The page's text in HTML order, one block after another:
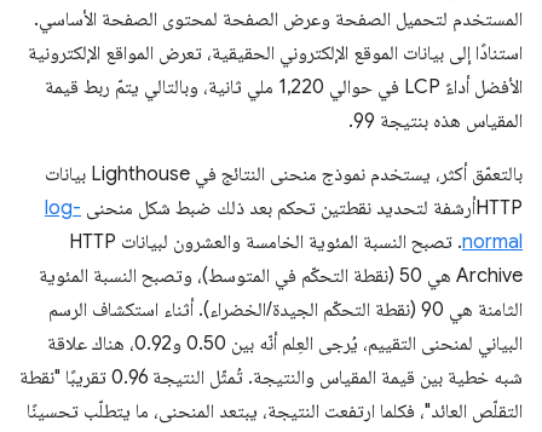
المستخدم لتحميل الصفحة وعرض الصفحة لمحتوى الصفحة الأساسي.
استنادًا إلى بيانات الموقع الإلكتروني الحقيقية، تعرض المواقع الإلكترونية
الأفضل أداءً LCP في حوالي 1,220 ملي ثانية، وبالتالي يتمّ ربط قيمة
المقياس هذه بنتيجة 99.
بالتعمّق أكثر، يستخدم نموذج منحنى النتائج في Lighthouse بيانات
HTTPأرشفة لتحديد نقطتين تحكم بعد ذلك ضبط شكل منحنى
log-
normal
. تصبح النسبة المئوية الخامسة والعشرون لبيانات HTTP
Archive هي 50 (نقطة التحكّم في المتوسط)، وتصبح النسبة المئوية
الثامنة هي 90 (نقطة التحكّم الجيدة/الخضراء). أثناء استكشاف الرسم
البياني لمنحنى التقييم، يُرجى العِلم أنّه بين 0.50 و0.92، هناك علاقة
شبه خطية بين قيمة المقياس والنتيجة. تُمثّل النتيجة 0.96 تقريبًا "نقطة
التقلّص العائد"، فكلما ارتفعت النتيجة، يبتعد المنحنى، ما يتطلّب تحسينًا